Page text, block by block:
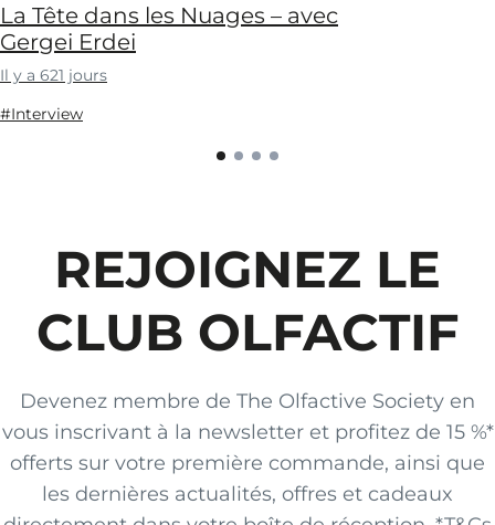
La Tête dans les Nuages – avec
Gergei Erdei
Il y a 621 jours
#Interview
REJOIGNEZ LE
CLUB OLFACTIF
Devenez membre de The Olfactive Society en
vous inscrivant à la newsletter et profitez de 15 %*
offerts sur votre première commande, ainsi que
les dernières actualités, offres et cadeaux